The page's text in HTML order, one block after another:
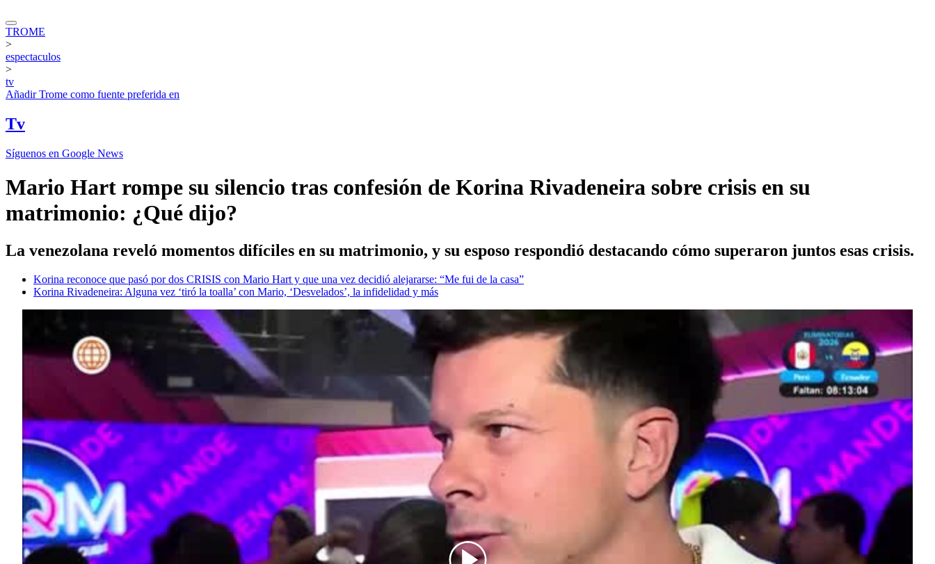
TROME
>
espectaculos
>
tv
AñadirTrome como fuente preferida en
Tv
Síguenos en Google News
Mario Hart rompe su silencio tras confesión de Korina Rivadeneira sobre crisis en su
matrimonio: ¿Qué dijo?
La venezolana reveló momentos difíciles en su matrimonio, y su esposo respondió destacando cómo superaron juntos esas crisis.
Korina reconoce que pasó por dos CRISIS con Mario Hart y que una vez decidió alejararse: “Me fui de la casa”
Korina Rivadeneira: Alguna vez ‘tiró la toalla’ con Mario, ‘Desvelados’, la infidelidad y más